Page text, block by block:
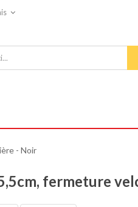
- Noir
fermeture